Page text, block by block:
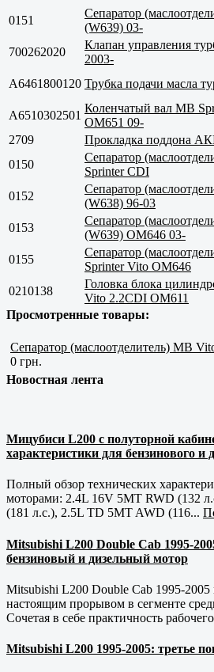
0151
Сепаратор
(W639) 03-
700262020
Клапан управления
2003-
A6461800120 Трубка подачи масла
A6510302501
Коленчатый вал MB
OM651 09-
2709
Прокладка поддона
0150
Сепаратор
Sprinter CDI
0152
Сепаратор
(W638) 96-03
0153
Сепаратор
(W639) OM646 03-
0155
Сепаратор
Sprinter Vito OM646
0210138
Головка блока
Vito 2.2CDI OM611
Просмотренные товары:
Сепаратор (маслоотделитель) MB
0 грн.
Новостная лента
Мицубиси L200 с полуторной
характеристики для бензинового и
Полный обзор технических
моторами: 2.4L 16V 5MT RWD (132
(181 л.с.), 2.5L TD 5MT AWD (116...
Mitsubishi L200 Double Cab 1995-
бензиновый и дизельный мотор
Mitsubishi L200 Double Cab 1995-2005
настоящим прорывом в сегменте
Сочетая в себе практичность
Mitsubishi L200 1995-2005: третье